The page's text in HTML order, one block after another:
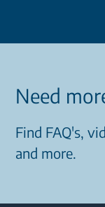
Need
Find FAQ's,
and more.